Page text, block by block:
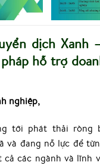
dịch Xanh
hỗ trợ
nghiệp,
tới phát thải ròng
và đang nỗ lực để
các ngành và lĩnh